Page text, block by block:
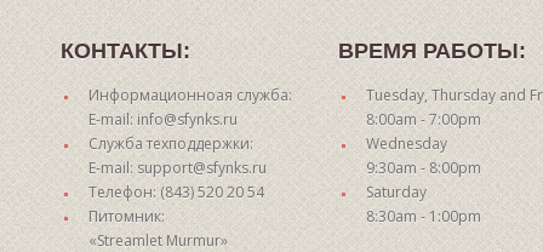
КОНТАКТЫ:
Информационноая служба:
E-mail: info@sfynks.ru
Служба техподдержки:
E-mail: support@sfynks.ru
Телефон: (843) 520 20 54
Питомник:
«Streamlet Murmur»
ВРЕМЯ РАБОТЫ:
Tuesday, Thursday and
8:00am - 7:00pm
Wednesday
9:30am - 8:00pm
Saturday
8:30am - 1:00pm